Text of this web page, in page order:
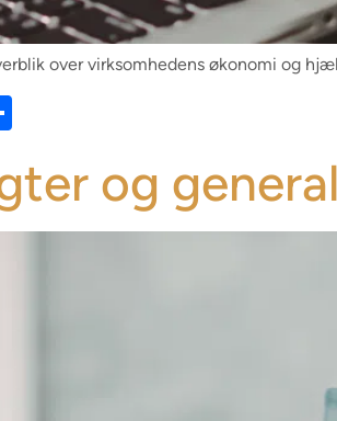
over virksomhedens økonomi og
og